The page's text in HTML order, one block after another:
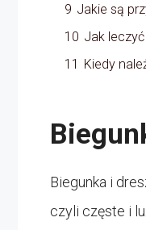
9 Jakie są
10 Jak
11 Kiedy
Biegunka i
czyli częste i